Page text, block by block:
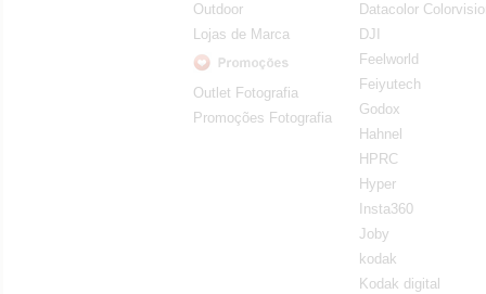
Outdoor
Lojas de Marca
Outlet Fotografia
Promoções Fotografia
Datacolor
DJI
Feelworld
Feiyutech
Godox
Hahnel
HPRC
Hyper
Insta360
Joby
kodak
Kodak digital